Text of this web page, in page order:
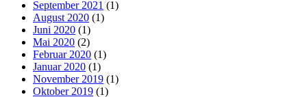
September 2021 (1)
August 2020 (1)
Juni 2020 (1)
Mai 2020 (2)
Februar 2020 (1)
Januar 2020 (1)
November 2019 (1)
Oktober 2019 (1)